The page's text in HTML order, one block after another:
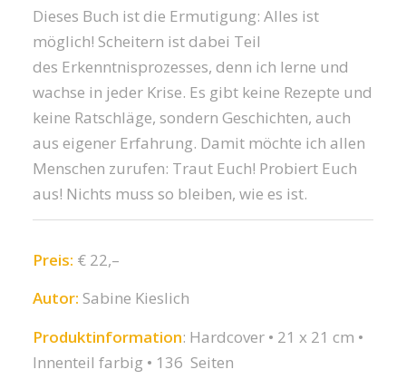
Dieses Buch ist die Ermutigung: Alles ist
möglich! Scheitern ist dabei Teil
des Erkenntnisprozesses, denn ich lerne und
wachse in jeder Krise. Es gibt keine Rezepte und
keine Ratschläge, sondern Geschichten, auch
aus eigener Erfahrung. Damit möchte ich allen
Menschen zurufen: Traut Euch! Probiert Euch
aus! Nichts muss so bleiben, wie es ist.
Preis: € 22,–
Autor: Sabine Kieslich
Produktinformation: Hardcover • 21 x 21 cm •
Innenteil farbig • 136 Seiten